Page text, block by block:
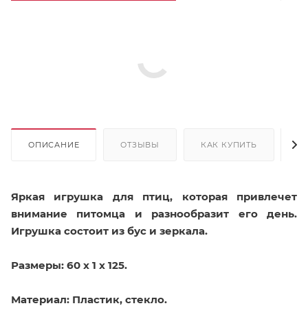
ОПИСАНИЕ ОТЗЫВЫ КАК КУПИТЬ
Яркая игрушка для птиц, которая привлечет
внимание питомца и разнообразит его день.
Игрушка состоит из бус и зеркала.
Размеры: 60 x 1 x 125.
Материал: Пластик, стекло.